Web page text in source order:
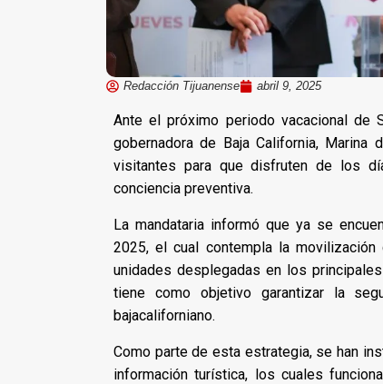
Redacción Tijuanense abril 9, 2025
Ante el próximo periodo vacacional de
gobernadora de Baja California,
visitantes para que disfruten de los
conciencia preventiva.
La mandataria informó que ya se
2025, el cual contempla la
unidades desplegadas en los
tiene como objetivo garantizar la
bajacaliforniano.
Como parte de esta estrategia, se han
información turística, los cuales